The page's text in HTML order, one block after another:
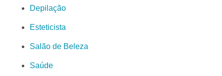
Depilação
Esteticista
Salão de Beleza
Saúde